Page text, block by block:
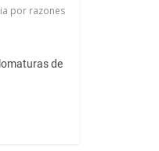
por razones
de